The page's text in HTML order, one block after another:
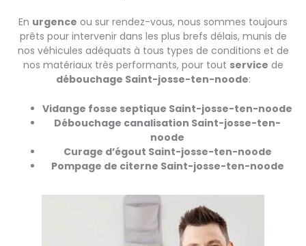
En urgence ou sur rendez-vous, nous sommes toujours
prêts pour intervenir dans les plus brefs délais, munis de
nos véhicules adéquats à tous types de conditions et de
nos matériaux très performants, pour tout service de
débouchage Saint-josse-ten-noode:
Vidange fosse septique Saint-josse-ten-noode
Débouchage canalisation Saint-josse-ten-
noode
Curage d’égout Saint-josse-ten-noode
Pompage de citerne Saint-josse-ten-noode